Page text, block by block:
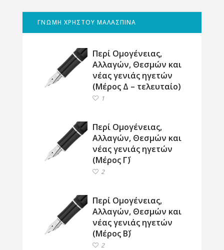
ΓΝΩΜΗ ΧΡΗΣΤΟΥ ΜΑΛΑΣΠΙΝΑ
Περί Ομογένειας,
Αλλαγών, Θεσμών και
νέας γενιάς ηγετών
(Μέρος Δ – τελευταίο)
1
Περί Ομογένειας,
Αλλαγών, Θεσμών και
νέας γενιάς ηγετών
(Μέρος Γ΄)
2
Περί Ομογένειας,
Αλλαγών, Θεσμών και
νέας γενιάς ηγετών
(Μέρος Β΄)
2